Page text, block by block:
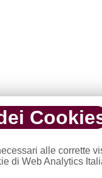
alle corrette
di Web Analytics